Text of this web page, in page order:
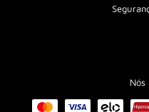
CADASTRE-SE E RECEBA
Nós